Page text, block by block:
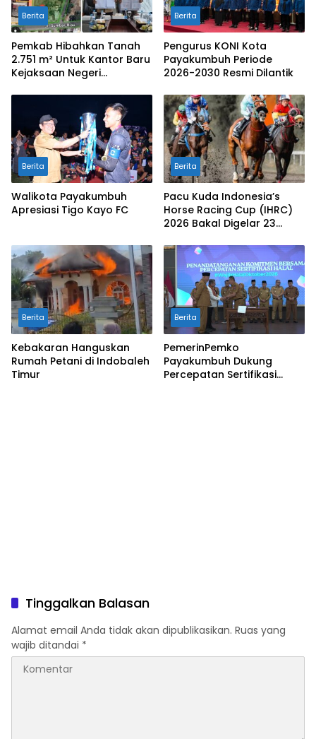
Berita
Pemkab Hibahkan Tanah
2.751 m² Untuk Kantor Baru
Kejaksaan Negeri
Berita
Pengurus KONI Kota
Payakumbuh Periode
2026-2030 Resmi Dilantik
Berita
Walikota Payakumbuh
Apresiasi Tigo Kayo FC
Berita
Pacu Kuda Indonesia’s
Horse Racing Cup (IHRC)
2026 Bakal Digelar 23
Berita
Kebakaran Hanguskan
Rumah Petani di Indobaleh
Timur
Berita
PemerinPemko
Payakumbuh Dukung
Percepatan Sertifikasi
Tinggalkan Balasan
Alamat email Anda tidak akan dipublikasikan. Ruas yang
wajib ditandai *